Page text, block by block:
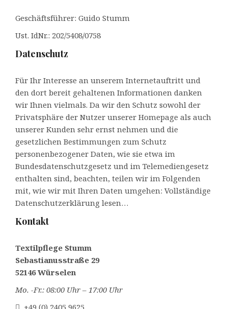
Geschäftsführer: Guido Stumm
Ust. IdNr.: 202/5408/0758
Datenschutz
Für Ihr Interesse an unserem Internetauftritt und
den dort bereit gehaltenen Informationen danken
wir Ihnen vielmals. Da wir den Schutz sowohl der
Privatsphäre der Nutzer unserer Homepage als auch
unserer Kunden sehr ernst nehmen und die
gesetzlichen Bestimmungen zum Schutz
personenbezogener Daten, wie sie etwa im
Bundesdatenschutzgesetz und im Telemediengesetz
enthalten sind, beachten, teilen wir im Folgenden
mit, wie wir mit Ihren Daten umgehen: Vollständige
Datenschutzerklärung lesen…
Kontakt
Textilpflege Stumm
Sebastianusstraße 29
52146 Würselen
Mo. -Fr.: 08:00 Uhr – 17:00 Uhr